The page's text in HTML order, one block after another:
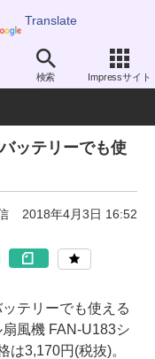
Translate
検索 Impressサイト
機
ッテリーでも使
2018年4月3日 16:52
テリーでも使える
風機 FAN-U183シ
は3,170円(税抜)。